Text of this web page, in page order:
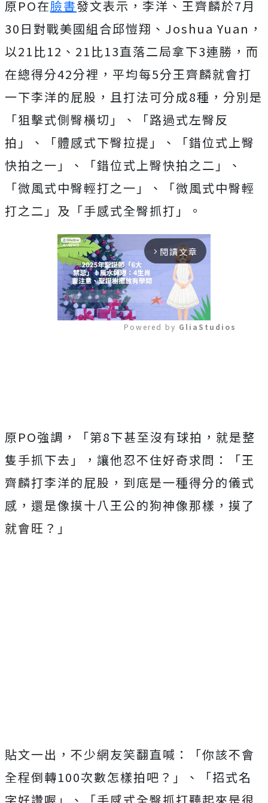
原PO在臉書發文表示，李洋、王齊麟於7月
30日對戰美國組合邱愷翔、Joshua Yuan，
以21比12、21比13直落二局拿下3連勝，而
在總得分42分裡，平均每5分王齊麟就會打
一下李洋的屁股，且打法可分成8種，分別是
「狙擊式側臀橫切」、「路過式左臀反
拍」、「體感式下臀拉提」、「錯位式上臀
快拍之一」、「錯位式上臀快拍之二」、
「微風式中臀輕打之一」、「微風式中臀輕
打之二」及「手感式全臀抓打」。
arrow_forward_ios 閱讀文章
Powered by GliaStudios
原PO強調，「第8下甚至沒有球拍，就是整
隻手抓下去」，讓他忍不住好奇求問：「王
齊麟打李洋的屁股，到底是一種得分的儀式
感，還是像摸十八王公的狗神像那樣，摸了
就會旺？」
貼文一出，不少網友笑翻直喊：「你該不會
全程倒轉100次數怎樣拍吧？」、「招式名